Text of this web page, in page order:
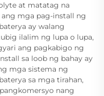
at matatag na
mga pag-install ng
ay walang
ilalim ng lupa o lupa,
ang pagkabigo ng
sa loob ng bahay ay
mga sistema ng
sa mga tirahan,
nang